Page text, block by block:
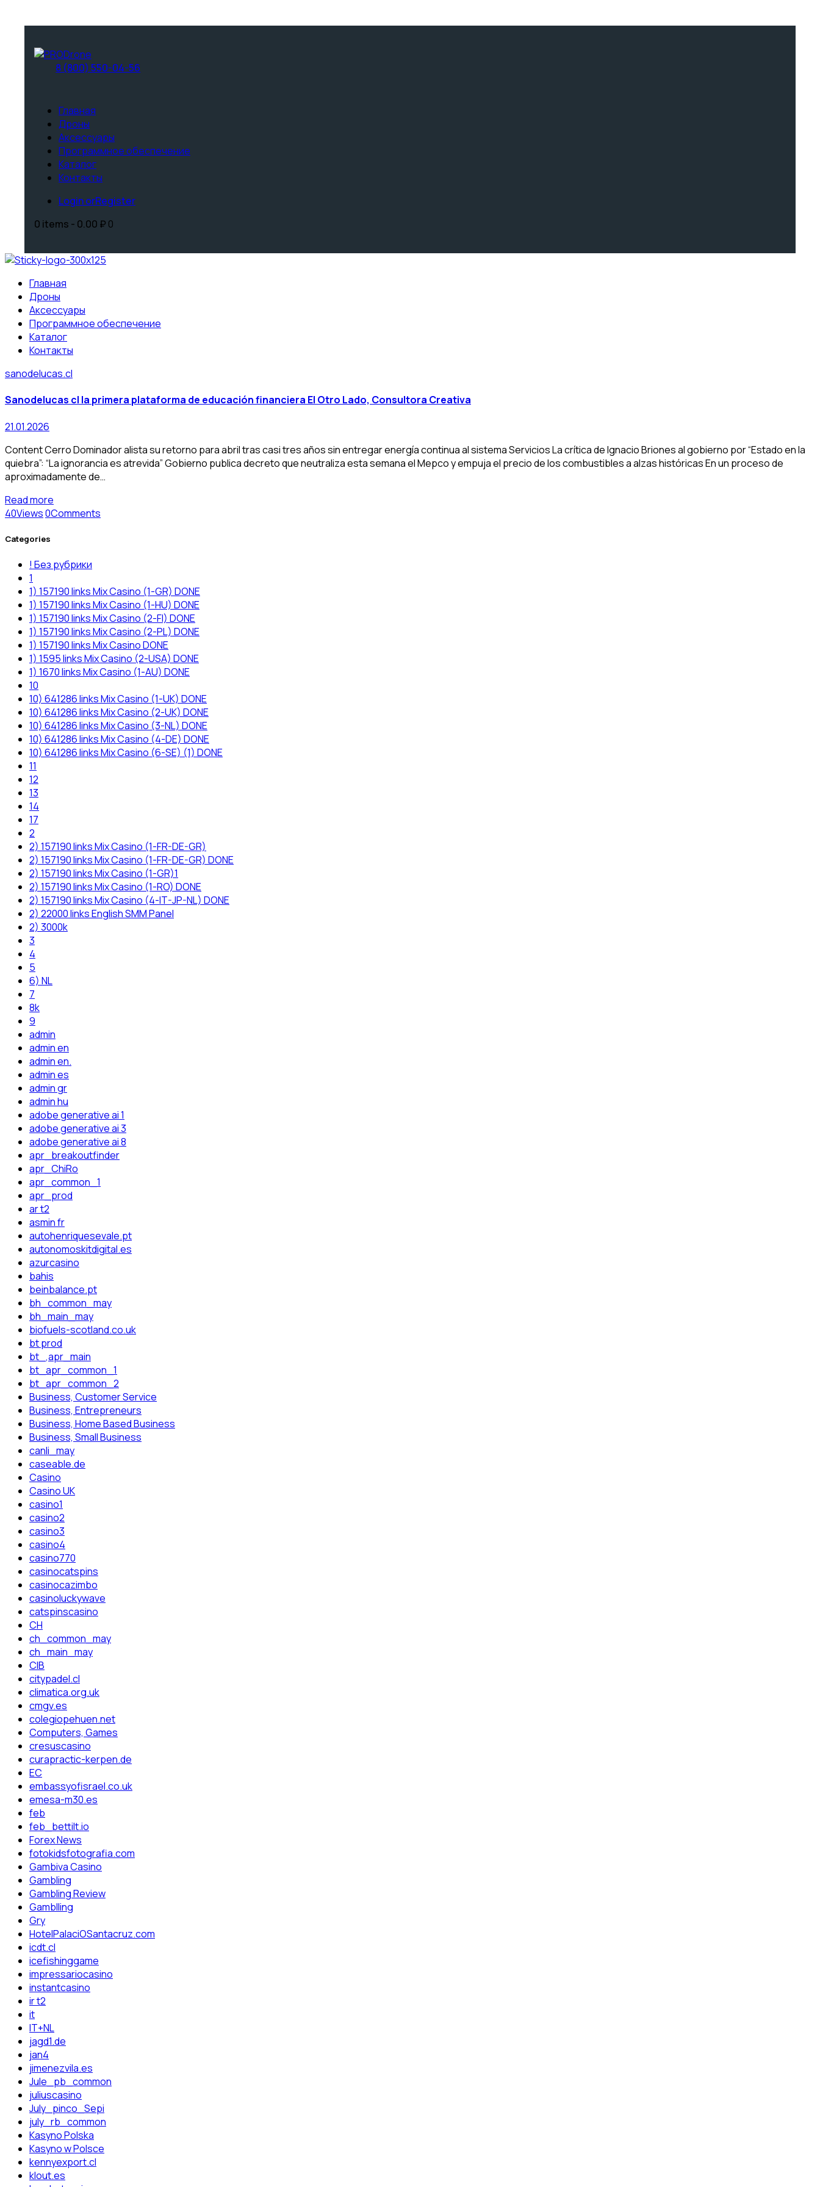
8 (800) 550-04-56
Главная
Дроны
Аксессуары
Программное обеспечение
Каталог
Контакты
Login orRegister
0 items - 0.00 ₽ 0
Главная
Дроны
Аксессуары
Программное обеспечение
Каталог
Контакты
sanodelucas.cl
Sanodelucas cl la primera plataforma de educación financiera El Otro Lado, Consultora Creativa
21.01.2026
Content Cerro Dominador alista su retorno para abril tras casi tres años sin entregar energía continua al sistema Servicios La crítica de Ignacio Briones al gobierno por “Estado en la
quiebra”: “La ignorancia es atrevida” Gobierno publica decreto que neutraliza esta semana el Mepco y empuja el precio de los combustibles a alzas históricas En un proceso de
aproximadamente de…
Read more
40Views0Comments
Categories
! Без рубрики
1
1) 157190 links Mix Casino (1-GR) DONE
1) 157190 links Mix Casino (1-HU) DONE
1) 157190 links Mix Casino (2-FI) DONE
1) 157190 links Mix Casino (2-PL) DONE
1) 157190 links Mix Casino DONE
1) 1595 links Mix Casino (2-USA) DONE
1) 1670 links Mix Casino (1-AU) DONE
10
10) 641286 links Mix Casino (1-UK) DONE
10) 641286 links Mix Casino (2-UK) DONE
10) 641286 links Mix Casino (3-NL) DONE
10) 641286 links Mix Casino (4-DE) DONE
10) 641286 links Mix Casino (6-SE) (1) DONE
11
12
13
14
17
2
2) 157190 links Mix Casino (1-FR-DE-GR)
2) 157190 links Mix Casino (1-FR-DE-GR) DONE
2) 157190 links Mix Casino (1-GR)1
2) 157190 links Mix Casino (1-RO) DONE
2) 157190 links Mix Casino (4-IT-JP-NL) DONE
2) 22000 links English SMM Panel
2) 3000k
3
4
5
6) NL
7
8k
9
admin
admin en
admin en.
admin es
admin gr
admin hu
adobe generative ai 1
adobe generative ai 3
adobe generative ai 8
apr_breakoutfinder
apr_ChiRo
apr_common_1
apr_prod
ar t2
asmin fr
autohenriquesevale.pt
autonomoskitdigital.es
azurcasino
bahis
beinbalance.pt
bh_common_may
bh_main_may
biofuels-scotland.co.uk
bt prod
bt_,apr_main
bt_apr_common_1
bt_apr_common_2
Business, Customer Service
Business, Entrepreneurs
Business, Home Based Business
Business, Small Business
canli_may
caseable.de
Casino
Casino UK
casino1
casino2
casino3
casino4
casino770
casinocatspins
casinocazimbo
casinoluckywave
catspinscasino
CH
ch_common_may
ch_main_may
CIB
citypadel.cl
climatica.org.uk
cmgv.es
colegiopehuen.net
Computers, Games
cresuscasino
curapractic-kerpen.de
EC
embassyofisrael.co.uk
emesa-m30.es
feb
feb_bettilt.io
Forex News
fotokidsfotografia.com
Gambiva Casino
Gambling
Gambling Review
Gamblling
Gry
HotelPalaciOSantacruz.com
icdt.cl
icefishinggame
impressariocasino
instantcasino
ir t2
it
IT+NL
jagd1.de
jan4
jimenezvila.es
Jule_pb_common
juliuscasino
July_pinco_Sepi
july_rb_common
Kasyno Polska
Kasyno w Polsce
kennyexport.cl
klout.es